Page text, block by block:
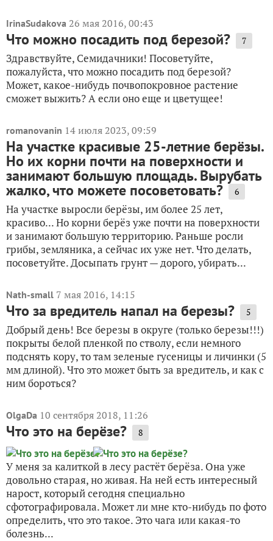
IrinaSudakova 26 мая 2016, 00:43
Что можно посадить под березой? 7
Здравствуйте, Семидачники! Посоветуйте,
пожалуйста, что можно посадить под березой?
Может, какое-нибудь почвопокровное растение
сможет выжить? А если оно еще и цветущее!
romanovanin 14 июля 2023, 09:59
На участке красивые 25-летние берёзы.
Но их корни почти на поверхности и
занимают большую площадь. Вырубать
жалко, что можете посоветовать? 6
На участке выросли берёзы, им более 25 лет,
красиво... Но корни берёз уже почти на поверхности
и занимают большую территорию. Раньше росли
грибы, земляника, а сейчас их уже нет. Что делать,
посоветуйте. Досыпать грунт — дорого, убирать...
Nath-small 7 мая 2016, 14:15
Что за вредитель напал на березы? 5
Добрый день! Все березы в округе (только березы!!!)
покрыты белой пленкой по стволу, если немного
подснять кору, то там зеленые гусеницы и личинки (5
мм длиной). Что это может быть за вредитель, и как с
ним бороться?
OlgaDa 10 сентября 2018, 11:26
Что это на берёзе? 8
У меня за калиткой в лесу растёт берёза. Она уже
довольно старая, но живая. На ней есть интересный
нарост, который сегодня специально
сфотографировала. Может ли мне кто-нибудь по фото
определить, что это такое. Это чага или какая-то
болезнь...